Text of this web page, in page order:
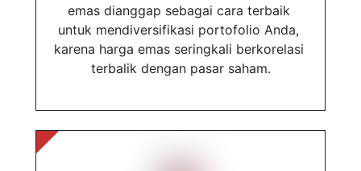
emas dianggap sebagai cara terbaik
untuk mendiversifikasi portofolio Anda,
karena harga emas seringkali berkorelasi
terbalik dengan pasar saham.